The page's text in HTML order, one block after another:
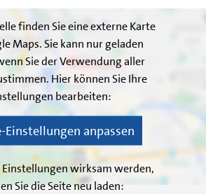
finden Sie eine externe Karte
Maps. Sie kann nur geladen
Sie der Verwendung aller
Hier können Sie Ihre
bearbeiten:
Einstellungen anpassen
wirksam werden,
Sie die Seite neu laden: